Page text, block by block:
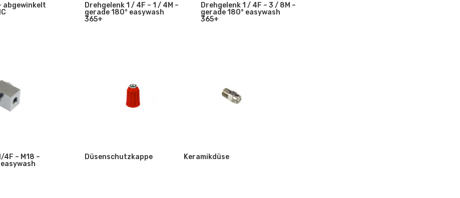
abgewinkelt
Drehgelenk 1 / 4F – 1 / 4M –
gerade 180° easywash
365+
Drehgelenk 1 / 4F – 3 / 8M –
gerade 180° easywash
365+
4F – M18 –
Düsenschutzkappe Keramikdüse